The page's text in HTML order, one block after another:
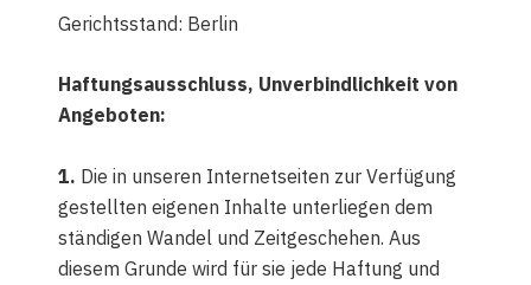
Gerichtsstand: Berlin
Haftungsausschluss, Unverbindlichkeit von
Angeboten:
1. Die in unseren Internetseiten zur Verfügung
gestellten eigenen Inhalte unterliegen dem
ständigen Wandel und Zeitgeschehen. Aus
diesem Grunde wird für sie jede Haftung und